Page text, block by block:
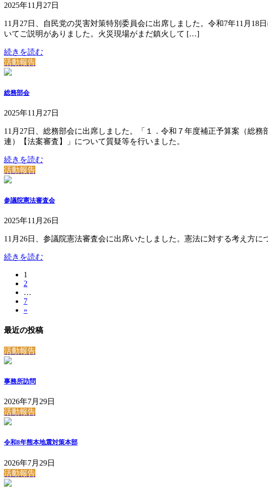
2025年11月27日
11月27日、自民党の災害対策特別委員会に出席しました。令和7年11月
いてご説明がありました。火災現場がまだ鎮火して […]
続きを読む
活動報告
総務部会
2025年11月27日
11月27日、総務部会に出席しました。「１．令和７年度補正予算案（総
連）【法案審査】」について質疑等を行いました。
続きを読む
活動報告
参議院憲法審査会
2025年11月26日
11月26日、参議院憲法審査会に出席いたしました。憲法に対する考え方に
続きを読む
ペ
ジ
り
固
定
ペ
ー
ジ
1
固
定
ペ
ー
ジ
2
…
固
定
ー
7
»
最近の投稿
活動報告
事務所訪問
2026年7月29日
活動報告
令和8年熊本地震対策本部
2026年7月29日
活動報告